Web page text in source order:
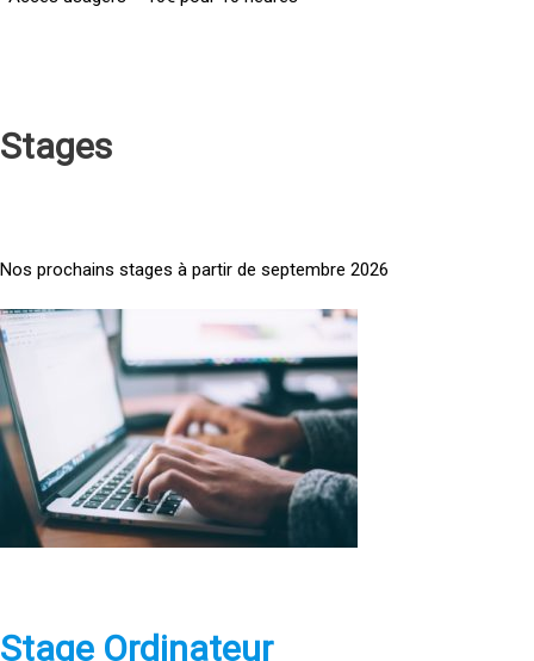
Stages
Nos prochains stages à partir de septembre 2026
<
a
h
e
f
pStage Ordinateur